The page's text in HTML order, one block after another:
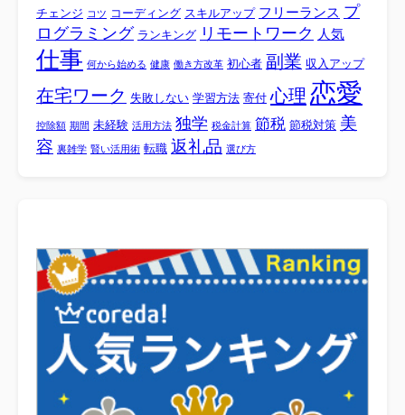
チェンジ コツ コーディング スキルアップ フリーランス プ
ログラミング ランキング リモートワーク 人気
仕事 何から始める 健康 働き方改革 初心者 副業 収入アップ
在宅ワーク 失敗しない 学習方法 寄付 心理 恋愛
控除額 期間 未経験 活用方法 独学 税金計算 節税 節税対策 美
容 裏雑学 賢い活用術 転職 返礼品 選び方